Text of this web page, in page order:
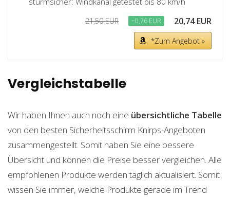
21,50 EUR −0,76 EUR 20,74 EUR
*Zum Angebot »
Vergleichstabelle
Wir haben Ihnen auch noch eine übersichtliche Tabelle
von den besten Sicherheitsschirm Knirps-Angeboten
zusammengestellt. Somit haben Sie eine bessere
Übersicht und können die Preise besser vergleichen. Alle
empfohlenen Produkte werden täglich aktualisiert. Somit
wissen Sie immer, welche Produkte gerade im Trend